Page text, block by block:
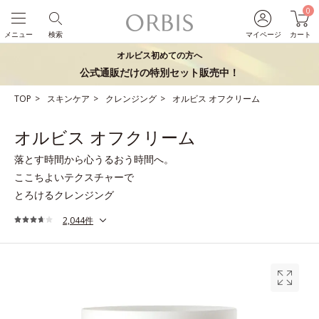
マイページ
0
カート
検索
メニュー
オルビス初めての方へ
公式通販だけの特別セット販売中！
TOP スキンケア クレンジング オルビス オフクリーム
オルビス オフクリーム
落とす時間から心うるおう時間へ。
ここちよいテクスチャーで
とろけるクレンジング
2,044件